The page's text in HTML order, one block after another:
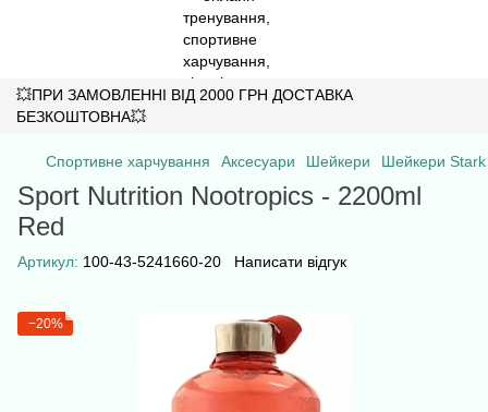
💥ПРИ ЗАМОВЛЕННІ ВІД 2000 ГРН ДОСТАВКА
БЕЗКОШТОВНА💥
Спортивне харчування Аксесуари Шейкери Шейкери
Sport Nutrition Nootropics - 2200ml
Red
Артикул: 100-43-5241660-20 Написати відгук
−20%